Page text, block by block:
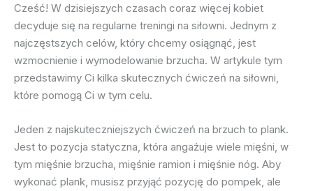
Cześć! W dzisiejszych czasach coraz więcej kobiet
decyduje się na regularne treningi na siłowni. Jednym z
najczęstszych celów, który chcemy osiągnąć, jest
wzmocnienie i wymodelowanie brzucha. W artykule tym
przedstawimy Ci kilka skutecznych ćwiczeń na siłowni,
które pomogą Ci w tym celu.
Jeden z najskuteczniejszych ćwiczeń na brzuch to plank.
Jest to pozycja statyczna, która angażuje wiele mięśni, w
tym mięśnie brzucha, mięśnie ramion i mięśnie nóg. Aby
wykonać plank, musisz przyjąć pozycję do pompek, ale